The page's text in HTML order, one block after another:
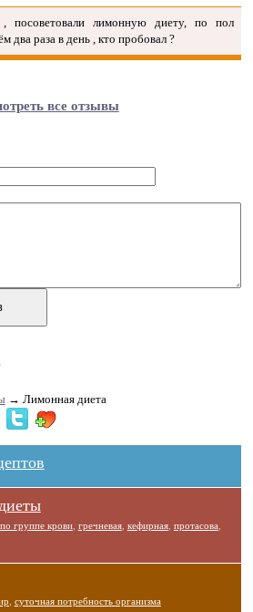
, посоветовали лимонную диету, по пол
два раза в день , кто пробовал ?
все отзывы
→ Лимонная диета
по группе крови, гречневая, кефирная, протасова
суточная потребность организма